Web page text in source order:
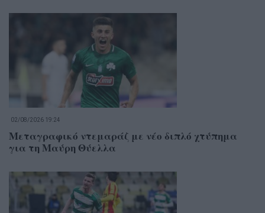
02/08/2026 19:24
Μεταγραφικό ντεμαράζ με νέο διπλό χτύπημα
για τη Μαύρη Θύελλα